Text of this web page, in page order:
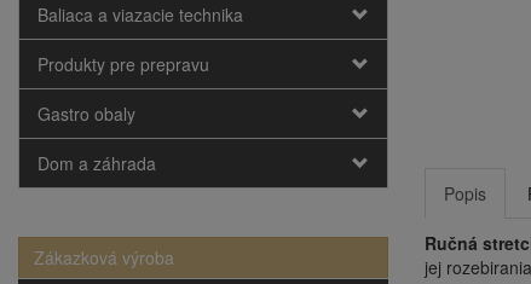
Baliaca a viazacie technika
Produkty pre prepravu
Gastro obaly
Dom a záhrada
Zákazková výroba
Popis
Ručná
jej